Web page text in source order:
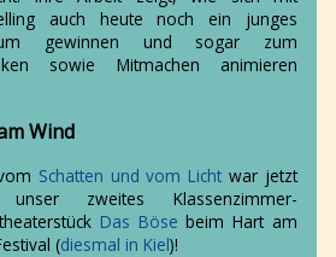
auch heute noch ein junges
gewinnen und sogar zum
sowie Mitmachen animieren
Wind
Schatten und vom Licht war jetzt
zweites Klassenzimmer-
Das Böse beim Hart am
(diesmal in Kiel)!